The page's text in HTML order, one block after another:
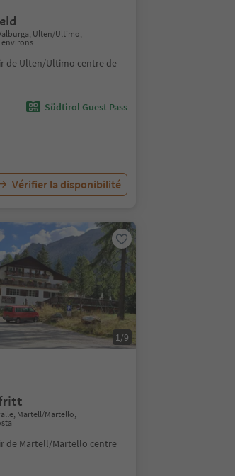
Ulten/Ultimo,
environs
de Ulten/Ultimo centre de
Südtirol Guest Pass
Vérifier la disponibilité
1/9
Martell/Martello,
de Martell/Martello centre